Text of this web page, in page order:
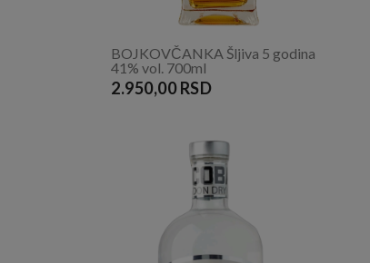
BOJKOVČANKA Šljiva 5 godina
41% vol. 700ml
2.950,00 RSD